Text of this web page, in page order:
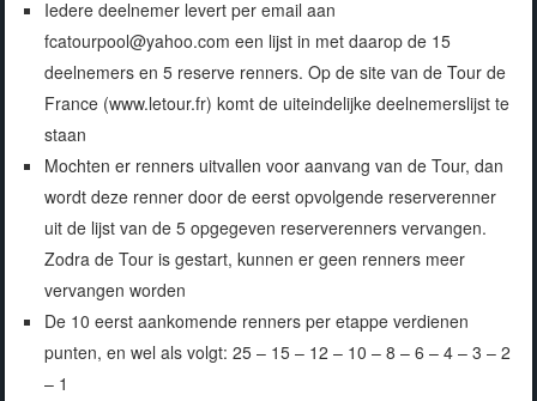
Iedere deelnemer levert per email aan
fcatourpool@yahoo.com een lijst in met daarop de 15
deelnemers en 5 reserve renners. Op de site van de Tour de
France (www.letour.fr) komt de uiteindelijke deelnemerslijst te
staan
Mochten er renners uitvallen voor aanvang van de Tour, dan
wordt deze renner door de eerst opvolgende reserverenner
uit de lijst van de 5 opgegeven reserverenners vervangen.
Zodra de Tour is gestart, kunnen er geen renners meer
vervangen worden
De 10 eerst aankomende renners per etappe verdienen
punten, en wel als volgt: 25 – 15 – 12 – 10 – 8 – 6 – 4 – 3 – 2
– 1